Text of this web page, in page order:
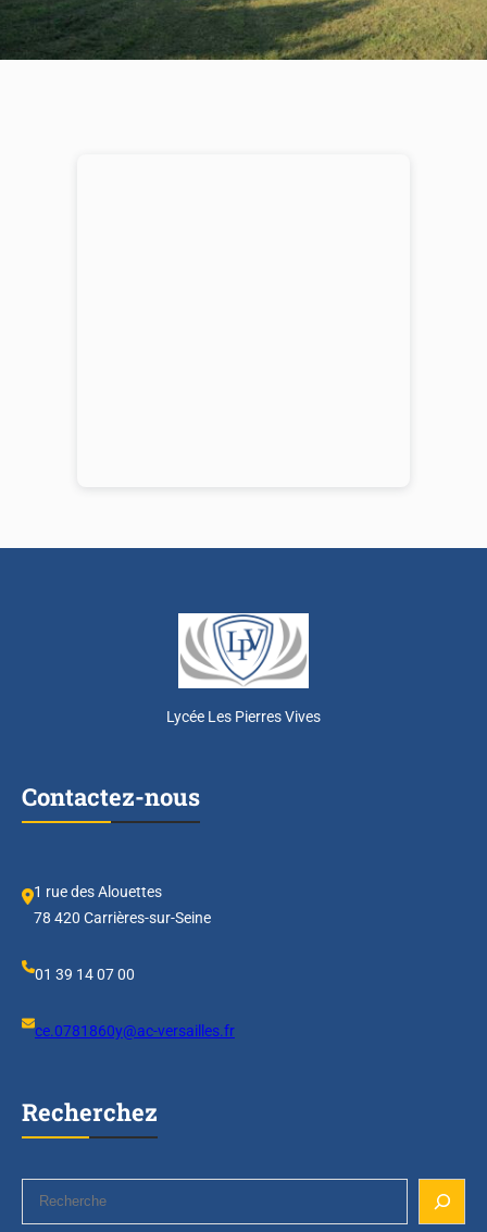
Lycée Les Pierres Vives
Contactez-nous
1 rue des Alouettes
78 420 Carrières-sur-Seine
01 39 14 07 00
ce.0781860y@ac-versailles.fr
Recherchez